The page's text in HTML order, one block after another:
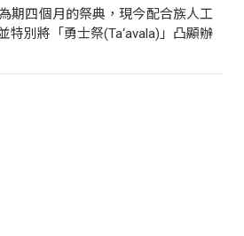
期四個月的祭典，現今配合族人工
特別將「勇士祭(Ta‘avala)」凸顯辦